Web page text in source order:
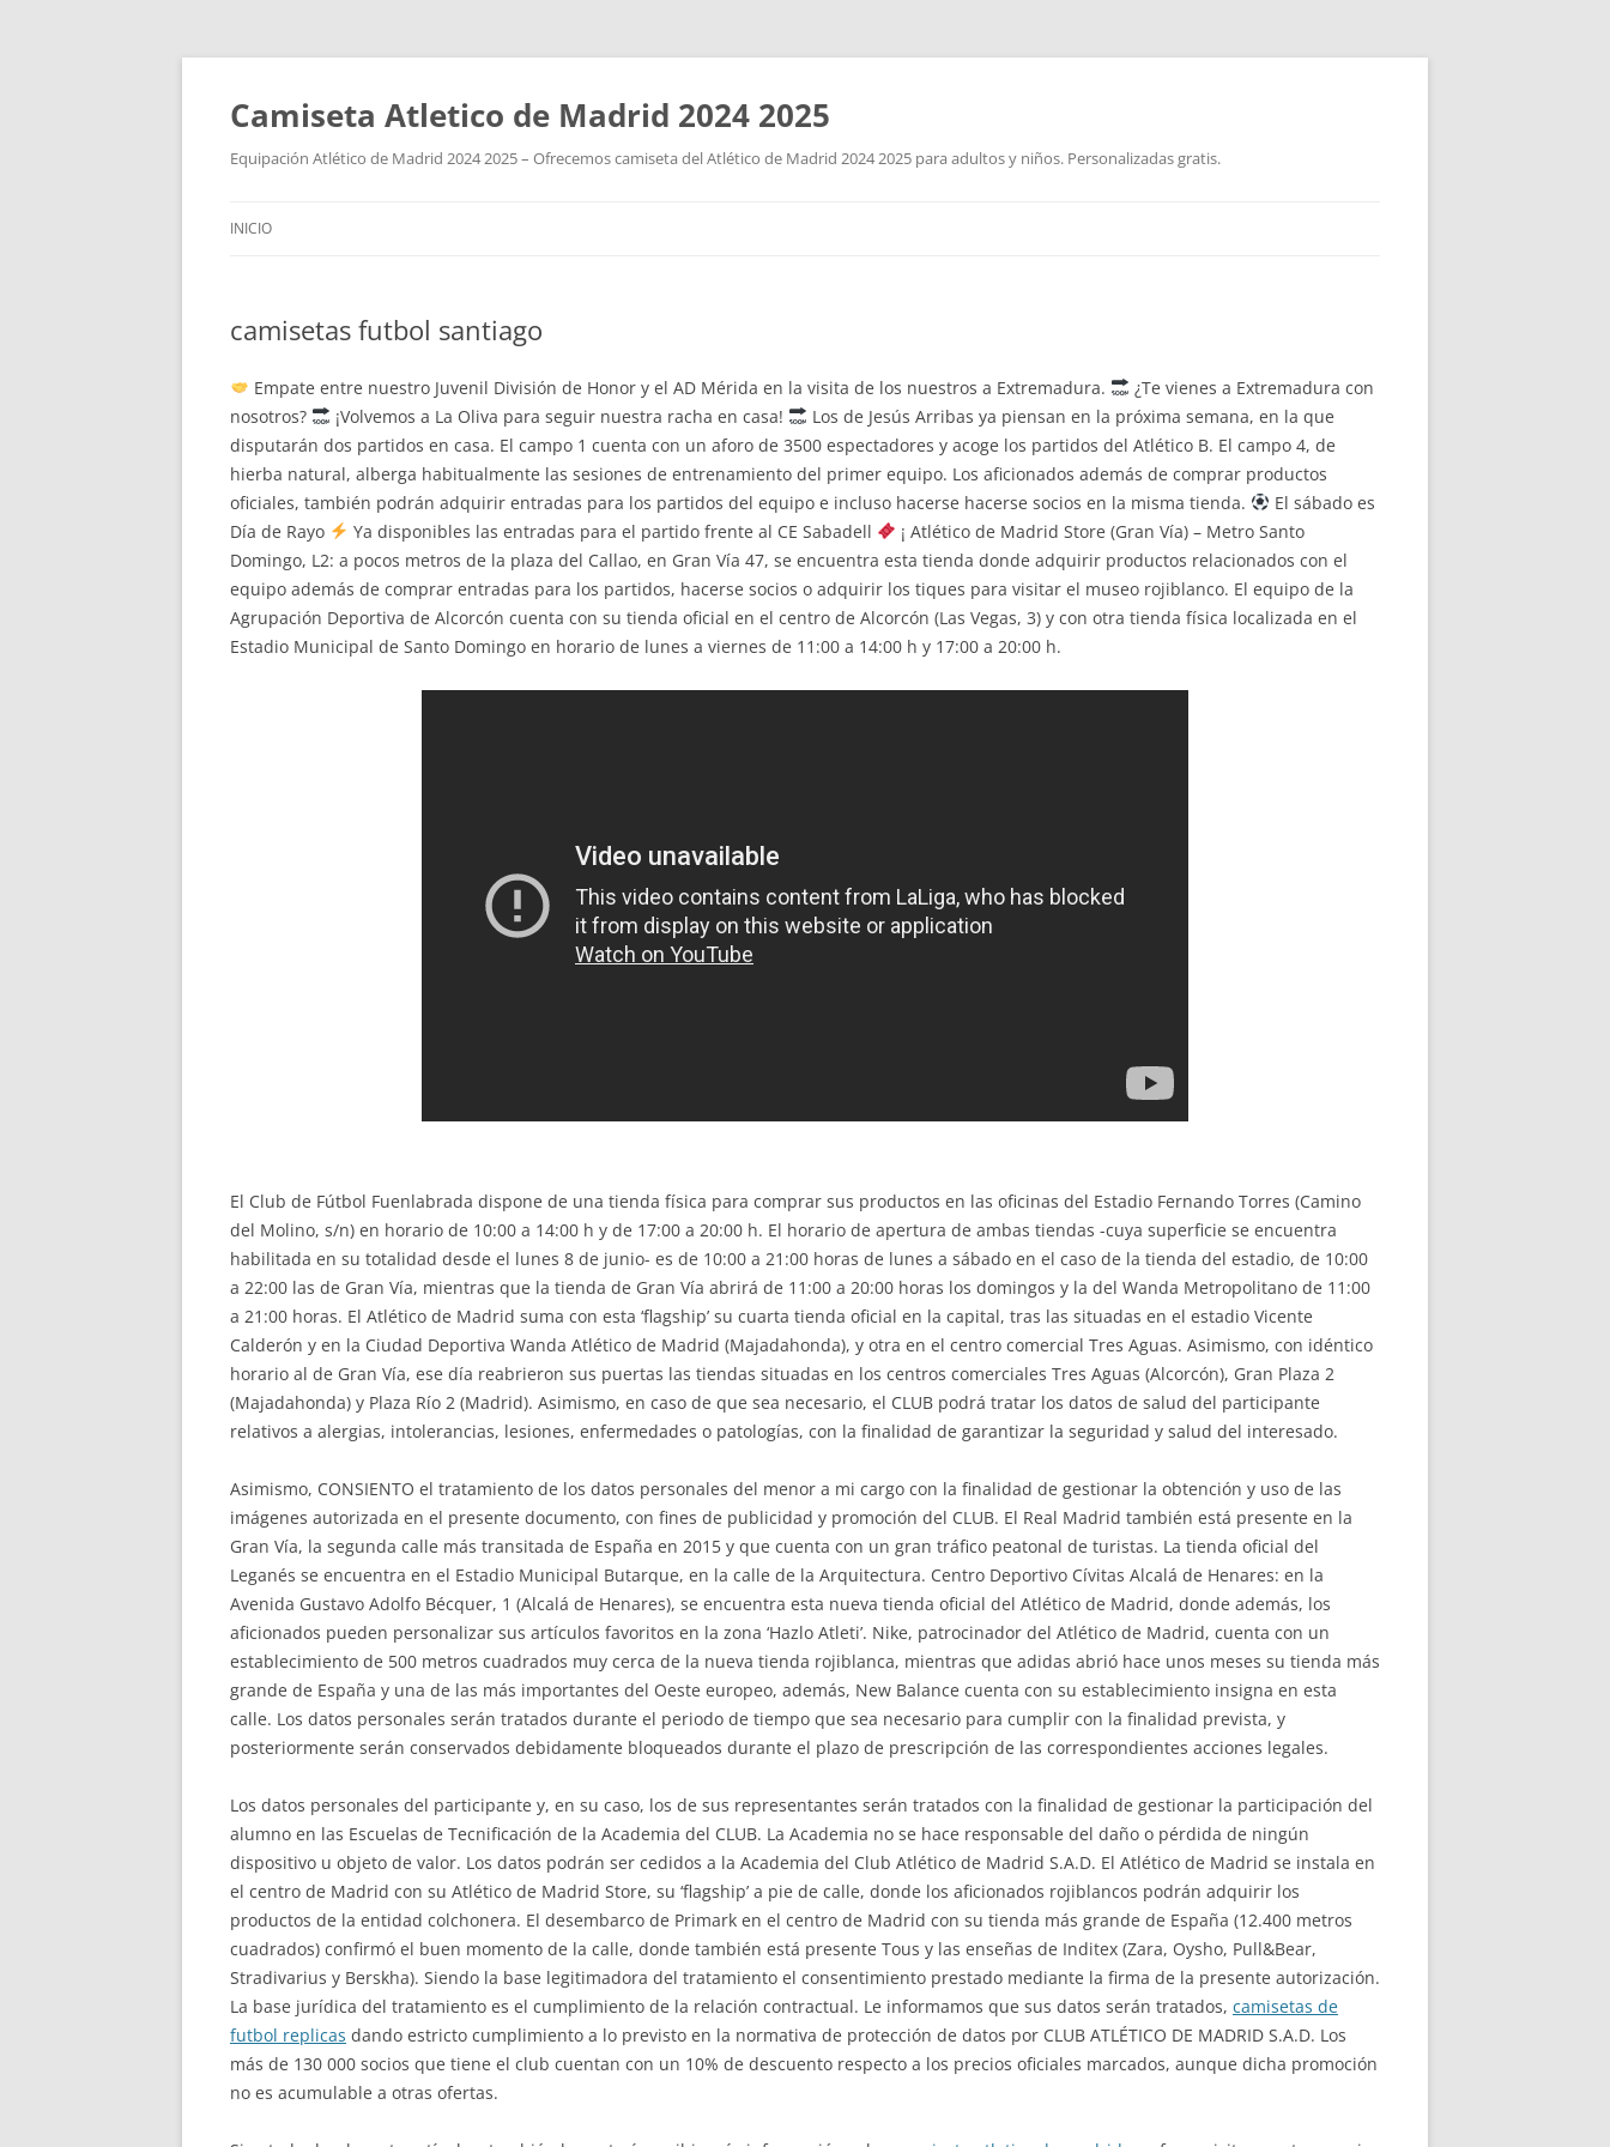
Camiseta Atletico de Madrid 2024 2025
Equipación Atlético de Madrid 2024 2025 – Ofrecemos camiseta del Atlético de Madrid 2024 2025 para adultos y niños. Personalizadas gratis.
INICIO
camisetas futbol santiago
Empate entre nuestro Juvenil División de Honor y el AD Mérida en la visita de los nuestros a Extremadura.
¿Te vienes a Extremadura con
nosotros?
¡Volvemos a La Oliva para seguir nuestra racha en casa!
Los de Jesús Arribas ya piensan en la próxima semana, en la que
disputarán dos partidos en casa. El campo 1 cuenta con un aforo de 3500 espectadores y acoge los partidos del Atlético B. El campo 4, de
hierba natural, alberga habitualmente las sesiones de entrenamiento del primer equipo. Los aficionados además de comprar productos
oficiales, también podrán adquirir entradas para los partidos del equipo e incluso hacerse hacerse socios en la misma tienda.
El sábado es
Día de Rayo
Ya disponibles las entradas para el partido frente al CE Sabadell
¡ Atlético de Madrid Store (Gran Vía) – Metro Santo
Domingo, L2: a pocos metros de la plaza del Callao, en Gran Vía 47, se encuentra esta tienda donde adquirir productos relacionados con el
equipo además de comprar entradas para los partidos, hacerse socios o adquirir los tiques para visitar el museo rojiblanco. El equipo de la
Agrupación Deportiva de Alcorcón cuenta con su tienda oficial en el centro de Alcorcón (Las Vegas, 3) y con otra tienda física localizada en el
Estadio Municipal de Santo Domingo en horario de lunes a viernes de 11:00 a 14:00 h y 17:00 a 20:00 h.
El Club de Fútbol Fuenlabrada dispone de una tienda física para comprar sus productos en las oficinas del Estadio Fernando Torres (Camino
del Molino, s/n) en horario de 10:00 a 14:00 h y de 17:00 a 20:00 h. El horario de apertura de ambas tiendas -cuya superficie se encuentra
habilitada en su totalidad desde el lunes 8 de junio- es de 10:00 a 21:00 horas de lunes a sábado en el caso de la tienda del estadio, de 10:00
a 22:00 las de Gran Vía, mientras que la tienda de Gran Vía abrirá de 11:00 a 20:00 horas los domingos y la del Wanda Metropolitano de 11:00
a 21:00 horas. El Atlético de Madrid suma con esta ‘flagship’ su cuarta tienda oficial en la capital, tras las situadas en el estadio Vicente
Calderón y en la Ciudad Deportiva Wanda Atlético de Madrid (Majadahonda), y otra en el centro comercial Tres Aguas. Asimismo, con idéntico
horario al de Gran Vía, ese día reabrieron sus puertas las tiendas situadas en los centros comerciales Tres Aguas (Alcorcón), Gran Plaza 2
(Majadahonda) y Plaza Río 2 (Madrid). Asimismo, en caso de que sea necesario, el CLUB podrá tratar los datos de salud del participante
relativos a alergias, intolerancias, lesiones, enfermedades o patologías, con la finalidad de garantizar la seguridad y salud del interesado.
Asimismo, CONSIENTO el tratamiento de los datos personales del menor a mi cargo con la finalidad de gestionar la obtención y uso de las
imágenes autorizada en el presente documento, con fines de publicidad y promoción del CLUB. El Real Madrid también está presente en la
Gran Vía, la segunda calle más transitada de España en 2015 y que cuenta con un gran tráfico peatonal de turistas. La tienda oficial del
Leganés se encuentra en el Estadio Municipal Butarque, en la calle de la Arquitectura. Centro Deportivo Cívitas Alcalá de Henares: en la
Avenida Gustavo Adolfo Bécquer, 1 (Alcalá de Henares), se encuentra esta nueva tienda oficial del Atlético de Madrid, donde además, los
aficionados pueden personalizar sus artículos favoritos en la zona ‘Hazlo Atleti’. Nike, patrocinador del Atlético de Madrid, cuenta con un
establecimiento de 500 metros cuadrados muy cerca de la nueva tienda rojiblanca, mientras que adidas abrió hace unos meses su tienda más
grande de España y una de las más importantes del Oeste europeo, además, New Balance cuenta con su establecimiento insigna en esta
calle. Los datos personales serán tratados durante el periodo de tiempo que sea necesario para cumplir con la finalidad prevista, y
posteriormente serán conservados debidamente bloqueados durante el plazo de prescripción de las correspondientes acciones legales.
Los datos personales del participante y, en su caso, los de sus representantes serán tratados con la finalidad de gestionar la participación del
alumno en las Escuelas de Tecnificación de la Academia del CLUB. La Academia no se hace responsable del daño o pérdida de ningún
dispositivo u objeto de valor. Los datos podrán ser cedidos a la Academia del Club Atlético de Madrid S.A.D. El Atlético de Madrid se instala en
el centro de Madrid con su Atlético de Madrid Store, su ‘flagship’ a pie de calle, donde los aficionados rojiblancos podrán adquirir los
productos de la entidad colchonera. El desembarco de Primark en el centro de Madrid con su tienda más grande de España (12.400 metros
cuadrados) confirmó el buen momento de la calle, donde también está presente Tous y las enseñas de Inditex (Zara, Oysho, Pull&Bear,
Stradivarius y Berskha). Siendo la base legitimadora del tratamiento el consentimiento prestado mediante la firma de la presente autorización.
La base jurídica del tratamiento es el cumplimiento de la relación contractual. Le informamos que sus datos serán tratados, camisetas de
futbol replicas dando estricto cumplimiento a lo previsto en la normativa de protección de datos por CLUB ATLÉTICO DE MADRID S.A.D. Los
más de 130 000 socios que tiene el club cuentan con un 10% de descuento respecto a los precios oficiales marcados, aunque dicha promoción
no es acumulable a otras ofertas.